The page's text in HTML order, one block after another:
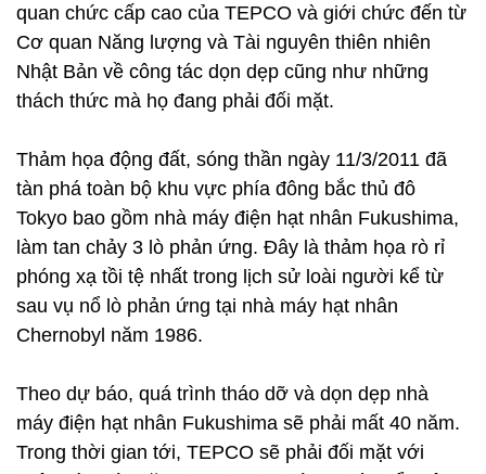
quan chức cấp cao của TEPCO và giới chức đến từ
Cơ quan Năng lượng và Tài nguyên thiên nhiên
Nhật Bản về công tác dọn dẹp cũng như những
thách thức mà họ đang phải đối mặt.
Thảm họa động đất, sóng thần ngày 11/3/2011 đã
tàn phá toàn bộ khu vực phía đông bắc thủ đô
Tokyo bao gồm nhà máy điện hạt nhân Fukushima,
làm tan chảy 3 lò phản ứng. Đây là thảm họa rò rỉ
phóng xạ tồi tệ nhất trong lịch sử loài người kể từ
sau vụ nổ lò phản ứng tại nhà máy hạt nhân
Chernobyl năm 1986.
Theo dự báo, quá trình tháo dỡ và dọn dẹp nhà
máy điện hạt nhân Fukushima sẽ phải mất 40 năm.
Trong thời gian tới, TEPCO sẽ phải đối mặt với